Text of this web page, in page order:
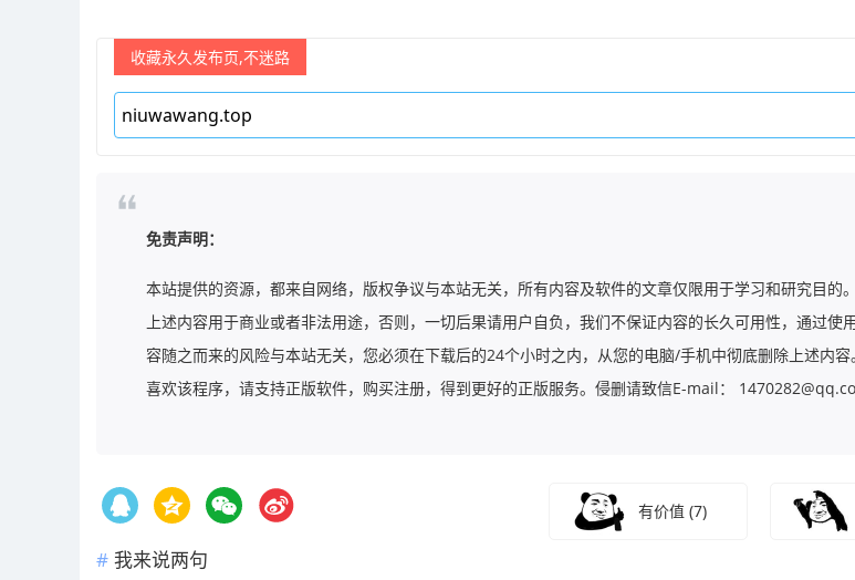
收藏永久发布页,不迷路
免责声明：
本站提供的资源，都来自网络，版权争议与本站无关，所有内容及软件的文章仅限用于学习和研究目的
上述内容用于商业或者非法用途，否则，一切后果请用户自负，我们不保证内容的长久可用性，通过使
容随之而来的风险与本站无关，您必须在下载后的24个小时之内，从您的电脑/手机中彻底删除上述内容
喜欢该程序，请支持正版软件，购买注册，得到更好的正版服务。侵删请致信E-mail：
有价值(7)
我来说两句